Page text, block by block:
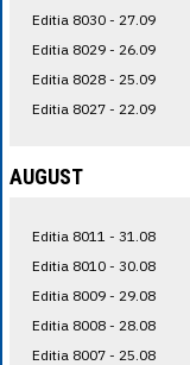
Editia 8030 - 27.09
Editia 8029 - 26.09
Editia 8028 - 25.09
Editia 8027 - 22.09
AUGUST
Editia 8011 - 31.08
Editia 8010 - 30.08
Editia 8009 - 29.08
Editia 8008 - 28.08
Editia 8007 - 25.08